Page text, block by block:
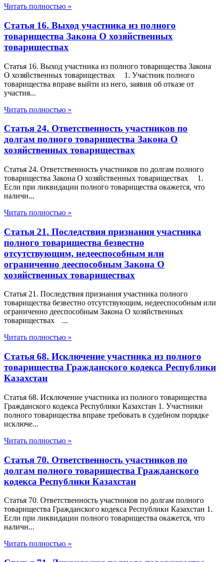
Читать полностью »
Статья 16. Выход участника из полного
товарищества Закона О хозяйственных
товариществах
Статья 16. Выход участника из полного товарищества Закона
О хозяйственных товариществах 1. Участник полного
товарищества вправе выйти из него, заявив об отказе от
участия...
Читать полностью »
Статья 24. Ответственность участников по
долгам полного товарищества Закона О
хозяйственных товариществах
Статья 24. Ответственность участников по долгам полного
товарищества Закона О хозяйственных товариществах 1.
Если при ликвидации полного товарищества окажется, что
наличн...
Читать полностью »
Статья 21. Последствия признания участника
полного товарищества безвестно
отсутствующим, недееспособным или
ограниченно дееспособным Закона О
хозяйственных товариществах
Статья 21. Последствия признания участника полного
товарищества безвестно отсутствующим, недееспособным или
ограниченно дееспособным Закона О хозяйственных
товариществах ...
Читать полностью »
Статья 68. Исключение участника из полного
товарищества Гражданского кодекса Республики
Казахстан
Статья 68. Исключение участника из полного товарищества
Гражданского кодекса Республики Казахстан 1. Участники
полного товарищества вправе требовать в судебном порядке
исключе...
Читать полностью »
Статья 70. Ответственность участников по
долгам полного товарищества Гражданского
кодекса Республики Казахстан
Статья 70. Ответственность участников по долгам полного
товарищества Гражданского кодекса Республики Казахстан 1.
Если при ликвидации полного товарищества окажется, что
наличн...
Читать полностью »